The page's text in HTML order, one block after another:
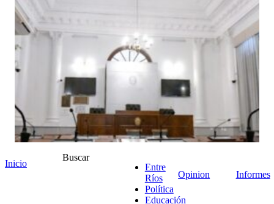
Inicio
Buscar
Entre
Ríos
Política
Educación
Opinion Informes